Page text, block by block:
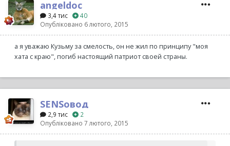
angeldoc
3,4 тис
40
Опубліковано 6 лютого, 2015
а я уважаю Кузьму за смелость, он не жил по принципу "моя
хата с краю", погиб настоящий патриот своей страны.
SENSовод
2,9 тис
2
Опубліковано 7 лютого, 2015